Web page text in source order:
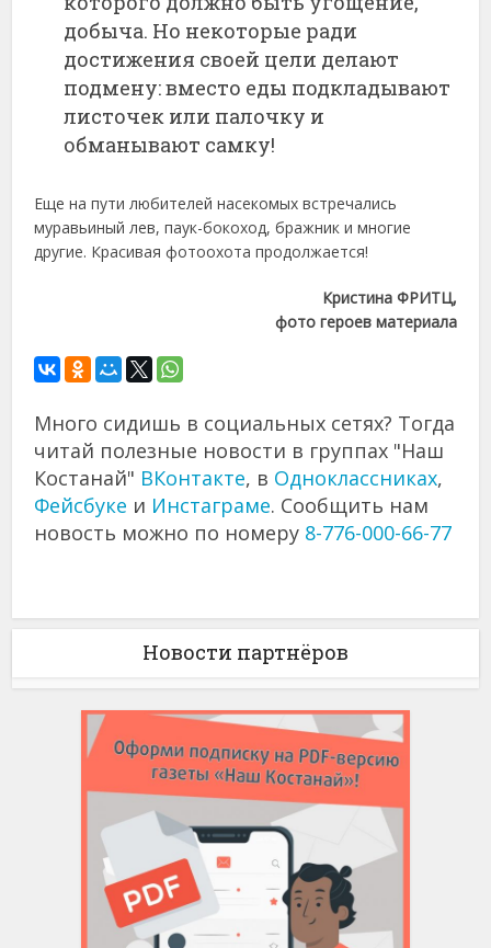
добыча. Но некоторые ради
достижения своей цели делают
подмену: вместо еды подкладывают
листочек или палочку и
обманывают самку!
Еще на пути любителей насекомых встречались
муравьиный лев, паук-бокоход, бражник и многие
другие. Красивая фотоохота продолжается!
Кристина ФРИТЦ,
фото героев материала
Много сидишь в социальных сетях? Тогда
читай полезные новости в группах "Наш
Костанай" ВКонтакте, в Одноклассниках,
Фейсбуке и Инстаграме. Сообщить нам
новость можно по номеру 8-776-000-66-77
Новости партнёров